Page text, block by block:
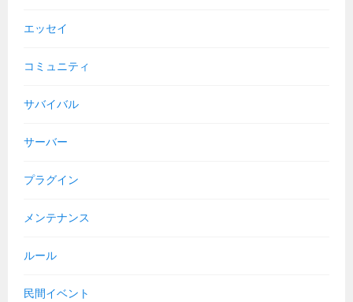
エッセイ
コミュニティ
サバイバル
サーバー
プラグイン
メンテナンス
ルール
民間イベント